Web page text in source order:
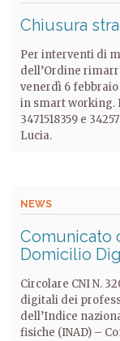
Chiusura
Per interventi di
dell’Ordine
venerdì 6
in smart working.
3471518359 e
Lucia.
NEWS
Comunicato
Domicilio
Circolare CNI N.
digitali dei
dell’Indice
fisiche (INAD) –